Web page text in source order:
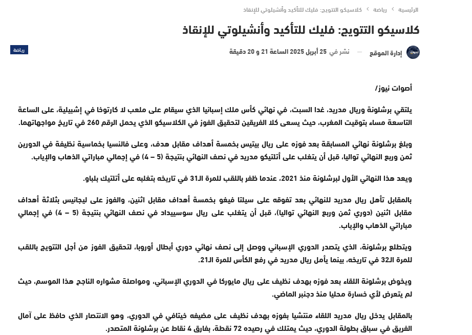
الرئيسية رياضة كلاسيكو التتويج: فليك للتأكيد وأنشيلوتي للإنقاذ
كلاسيكو التتويج: فليك للتأكيد وأنشيلوتي للإنقاذ
رياضة إدارة الموقع نشر في 25 أبريل 2025 الساعة 21 و 20 دقيقة
أصوات نيوز/
يلتقي برشلونة وريال مدريد، غدا السبت، في نهائي كأس ملك إسبانيا الذي سيقام على ملعب لا كارتوخا في إشبيلية، على الساعة
التاسعة مساء بتوقيت المغرب، حيث يسعى كلا الفريقين لتحقيق الفوز في الكلاسيكو الذي يحمل الرقم 260 في تاريخ مواجهاتهما.
وبلغ برشلونة نهائي المسابقة بعد فوزه على ريال بيتيس بخمسة أهداف مقابل هدف، وعلى فالنسيا بخماسية نظيفة في الدورين
ثمن وربع النهائي تواليا، قبل أن يتغلب على أتلتيكو مدريد في نصف النهائي بنتيجة (5 – 4) في إجمالي مباراتي الذهاب والإياب.
ويعد هذا النهائي الأول لبرشلونة منذ 2021، عندما ظفر باللقب للمرة الـ31 في تاريخه بتغلبه على أتلتيك بلباو.
بالمقابل تأهل ريال مدريد للنهائي بعد تفوقه على سيلتا فيغو بخمسة أهداف مقابل اثنين، والفوز على ليجانيس بثلاثة أهداف
مقابل اثنين (دوري ثمن وربع النهائي تواليا)، قبل أن يتغلب على ريال سوسييداد في نصف النهائي بنتيجة (5 – 4) في إجمالي
مباراتي الذهاب والإياب.
ويتطلع برشلونة، الذي يتصدر الدوري الإسباني ووصل إلى نصف نهائي دوري أبطال أوروبا، لتحقيق الفوز من أجل التتويج باللقب
للمرة الـ32 في تاريخه، بينما يأمل ريال مدريد في رفع الكأس للمرة الـ21.
ويخوض برشلونة اللقاء بعد فوزه بهدف نظيف على ريال مايوركا في الدوري الإسباني، ومواصلة مشواره الناجح هذا الموسم، حيث
لم يتعرض لأي خسارة محليا منذ دجنبر الماضي.
بالمقابل يدخل ريال مدريد اللقاء منتشيا بفوزه بهدف نظيف على مضيفه خيتافي في الدوري، وهو الانتصار الذي حافظ على آمال
الفريق في سباق بطولة الدوري، حيث يمتلك في رصيده 72 نقطة، بفارق 4 نقاط عن برشلونة المتصدر.